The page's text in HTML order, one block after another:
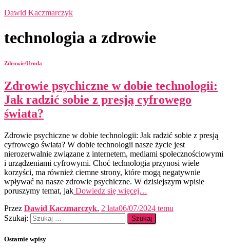
Dawid Kaczmarczyk
technologia a zdrowie
Zdrowie/Uroda
Zdrowie psychiczne w dobie technologii:
Jak radzić sobie z presją cyfrowego
świata?
Zdrowie psychiczne w dobie technologii: Jak radzić sobie z presją
cyfrowego świata? W dobie technologii nasze życie jest
nierozerwalnie związane z internetem, mediami społecznościowymi
i urządzeniami cyfrowymi. Choć technologia przynosi wiele
korzyści, ma również ciemne strony, które mogą negatywnie
wpływać na nasze zdrowie psychiczne. W dzisiejszym wpisie
poruszymy temat, jak Dowiedz się więcej…
Przez Dawid Kaczmarczyk, 2 lata06/07/2024 temu
Szukaj:
Ostatnie wpisy